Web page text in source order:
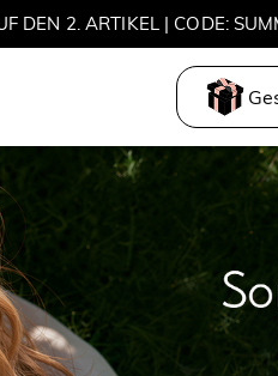
GRATIS